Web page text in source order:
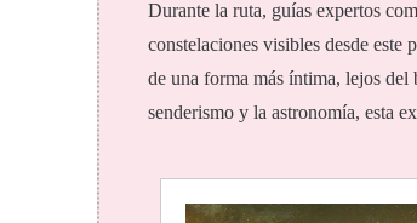
Durante la ruta, guías expertos
constelaciones visibles desde
de una forma más íntima, lejos
senderismo y la astronomía, esta